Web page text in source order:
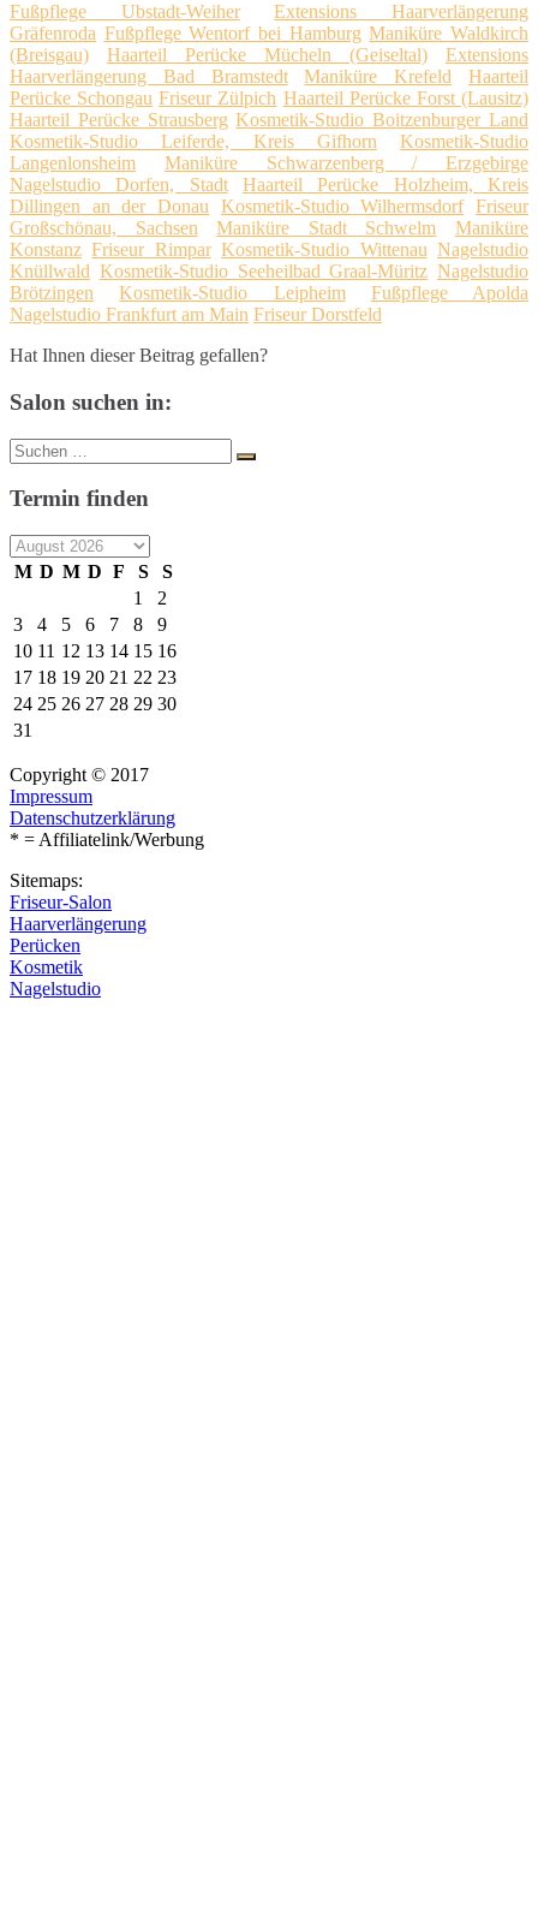
Fußpflege Ubstadt-Weiher
Extensions Haarverlängerung
Gräfenroda Fußpflege Wentorf bei Hamburg Maniküre Waldkirch
(Breisgau)
Haarteil Perücke Mücheln (Geiseltal)
Extensions
Haarverlängerung Bad Bramstedt
Maniküre Krefeld
Haarteil
Perücke Schongau Friseur Zülpich Haarteil Perücke Forst (Lausitz)
Haarteil Perücke Strausberg Kosmetik-Studio Boitzenburger Land
Kosmetik-Studio Leiferde, Kreis Gifhorn
Kosmetik-Studio
Langenlonsheim
Maniküre Schwarzenberg / Erzgebirge
Nagelstudio Dorfen, Stadt
Haarteil Perücke Holzheim, Kreis
Dillingen an der Donau
Kosmetik-Studio Wilhermsdorf Friseur
Großschönau, Sachsen
Maniküre Stadt Schwelm
Maniküre
Konstanz Friseur Rimpar Kosmetik-Studio Wittenau Nagelstudio
Knüllwald Kosmetik-Studio Seeheilbad Graal-Müritz Nagelstudio
Brötzingen
Kosmetik-Studio Leipheim
Fußpflege Apolda
Nagelstudio Frankfurt am Main Friseur Dorstfeld
Hat Ihnen dieser Beitrag gefallen?
Salon suchen in:
Suche
nach:
Suchen
Termin finden
M D M D F S
S
1
2
3
4 5 6 7 8
9
10 11 12 13 14 15 16
17 18 19 20 21 22 23
24 25 26 27 28 29 30
31
Copyright © 2017
Impressum
Datenschutzerklärung
* = Affiliatelink/Werbung
Sitemaps:
Friseur-Salon
Haarverlängerung
Perücken
Kosmetik
Nagelstudio